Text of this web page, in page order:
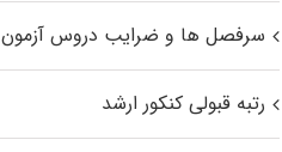
سرفصل ها و ضرایب دروس آزمون
رتبه قبولی کنکور ارشد